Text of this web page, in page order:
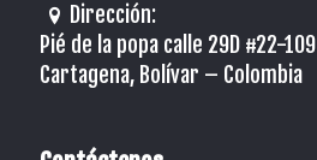
Dirección:
Pié de la popa calle 29D #22-109
Cartagena, Bolívar – Colombia